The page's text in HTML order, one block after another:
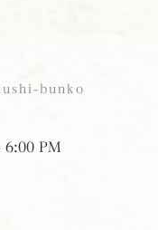
bunko
6:00 PM